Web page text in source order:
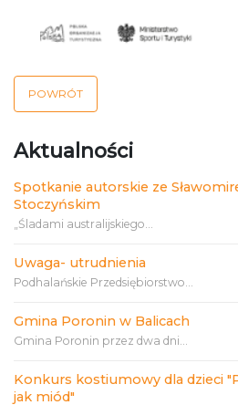
Aktualności
Spotkanie autorskie ze
Stoczyńskim
„Śladami australijskiego...
Uwaga- utrudnienia
Podhalańskie Przedsiębiorstwo...
Gmina Poronin w Balicach
Gmina Poronin przez dwa dni...
Konkurs kostiumowy dla dzieci
jak miód"
POWRÓT